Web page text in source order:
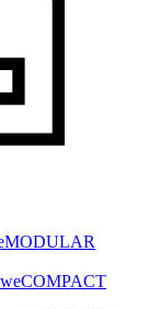
MODULAR
COMPACT